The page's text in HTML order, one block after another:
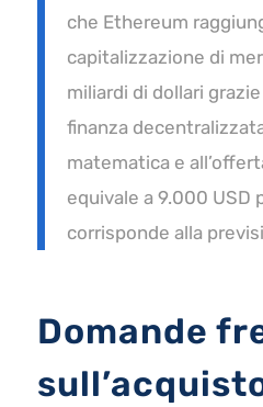
che Ethereum
capitalizzazione di
miliardi di dollari
finanza
matematica e
equivale a 9.000 USD
corrisponde alla
Domande